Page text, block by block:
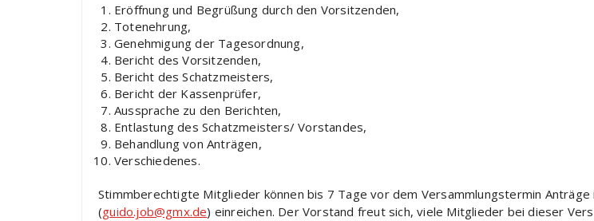
Eröffnung und Begrüßung durch den Vorsitzenden,
Totenehrung,
Genehmigung der Tagesordnung,
Bericht des Vorsitzenden,
Bericht des Schatzmeisters,
Bericht der Kassenprüfer,
Aussprache zu den Berichten,
Entlastung des Schatzmeisters/ Vorstandes,
Behandlung von Anträgen,
Verschiedenes.
Stimmberechtigte Mitglieder können bis 7 Tage vor dem Versammlungstermin
(guido.job@gmx.de) einreichen. Der Vorstand freut sich, viele Mitglieder bei dieser